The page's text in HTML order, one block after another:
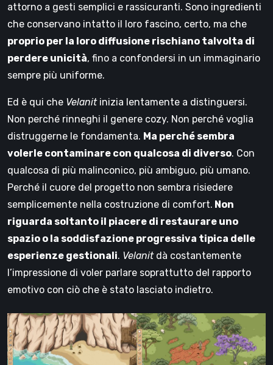
attorno a gesti semplici e rassicuranti. Sono ingredienti
che conservano intatto il loro fascino, certo, ma che
proprio per la loro diffusione rischiano talvolta di
perdere unicità, fino a confondersi in un immaginario
sempre più uniforme.
Ed è qui che Velanitinizia lentamente a distinguersi.
Non perché rinneghi il genere cozy. Non perché voglia
distruggerne le fondamenta. Ma perché sembra
volerle contaminare con qualcosa di diverso. Con
qualcosa di più malinconico, più ambiguo, più umano.
Perché il cuore del progetto non sembra risiedere
semplicemente nella costruzione di comfort. Non
riguarda soltanto il piacere di restaurare uno
spazio o la soddisfazione progressiva tipica delle
esperienze gestionali. Velanitdà costantemente
l’impressione di voler parlare soprattutto del rapporto
emotivo con ciò che è stato lasciato indietro.